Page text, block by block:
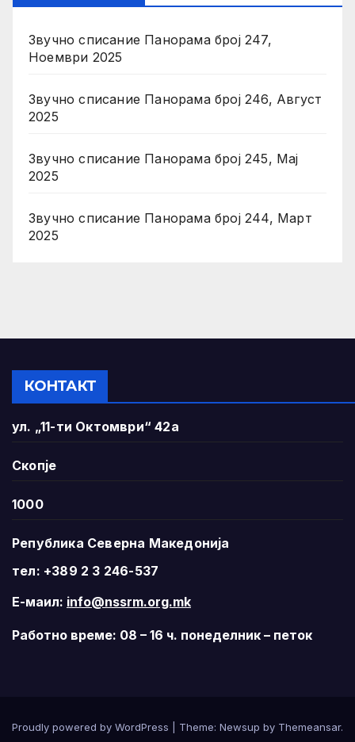
Звучно списание Панорама број 247,
Ноември 2025
Звучно списание Панорама број 246, Август
2025
Звучно списание Панорама број 245, Мај
2025
Звучно списание Панорама број 244, Март
2025
КОНТАКТ
ул. „11-ти Октомври“ 42а
Скопје
1000
Република Северна Македонија
тел: +389 2 3 246-537
Е-маил: info@nssrm.org.mk
Работно време: 08 – 16 ч. понеделник – петок
Proudly powered by WordPress Theme: Newsup by Themeansar.